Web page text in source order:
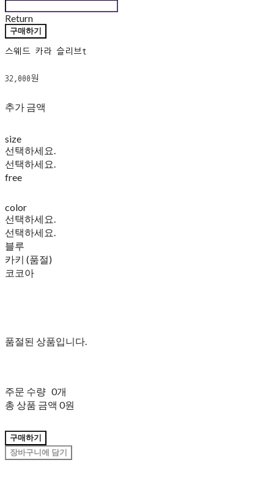
Return
구매하기
스웨드 카라 슬리브t
32,000원
추가 금액
size
선택하세요.
선택하세요.
free
color
선택하세요.
선택하세요.
블루
카키 (품절)
코코아
품절된 상품입니다.
주문 수량 0개
총 상품 금액 0원
구매하기
장바구니에 담기